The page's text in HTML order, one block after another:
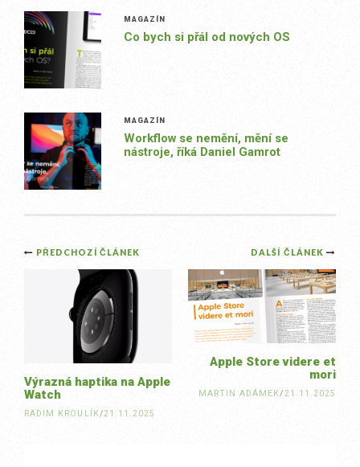
MAGAZÍN
Co bych si přál od nových OS
MAGAZÍN
Workflow se nemění, mění se
nástroje, říká Daniel Gamrot
Post
navigation
DALŠÍ ČLÁNEK
Apple Store videre et
mori
MARTIN ADÁMEK/21.11.2025
PŘEDCHOZÍ ČLÁNEK
Výrazná haptika na Apple
Watch
RADIM KROULÍK/21.11.2025